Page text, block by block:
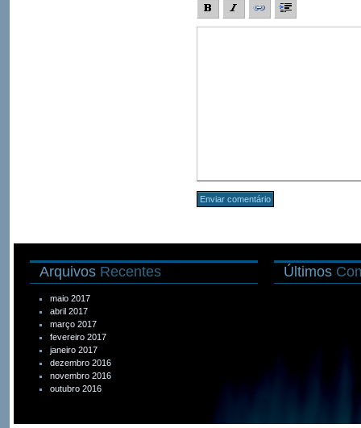
Arquivos Recentes
maio 2017
abril 2017
março 2017
fevereiro 2017
janeiro 2017
dezembro 2016
novembro 2016
outubro 2016
Últimos